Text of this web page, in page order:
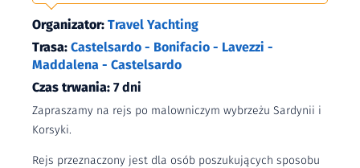
Organizator: Travel Yachting
Trasa: Castelsardo - Bonifacio - Lavezzi -
Maddalena - Castelsardo
Czas trwania: 7 dni
Zapraszamy na rejs po malowniczym wybrzeżu Sardynii i
Korsyki.
Rejs przeznaczony jest dla osób poszukujących sposobu